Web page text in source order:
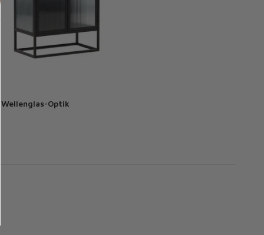
Optik